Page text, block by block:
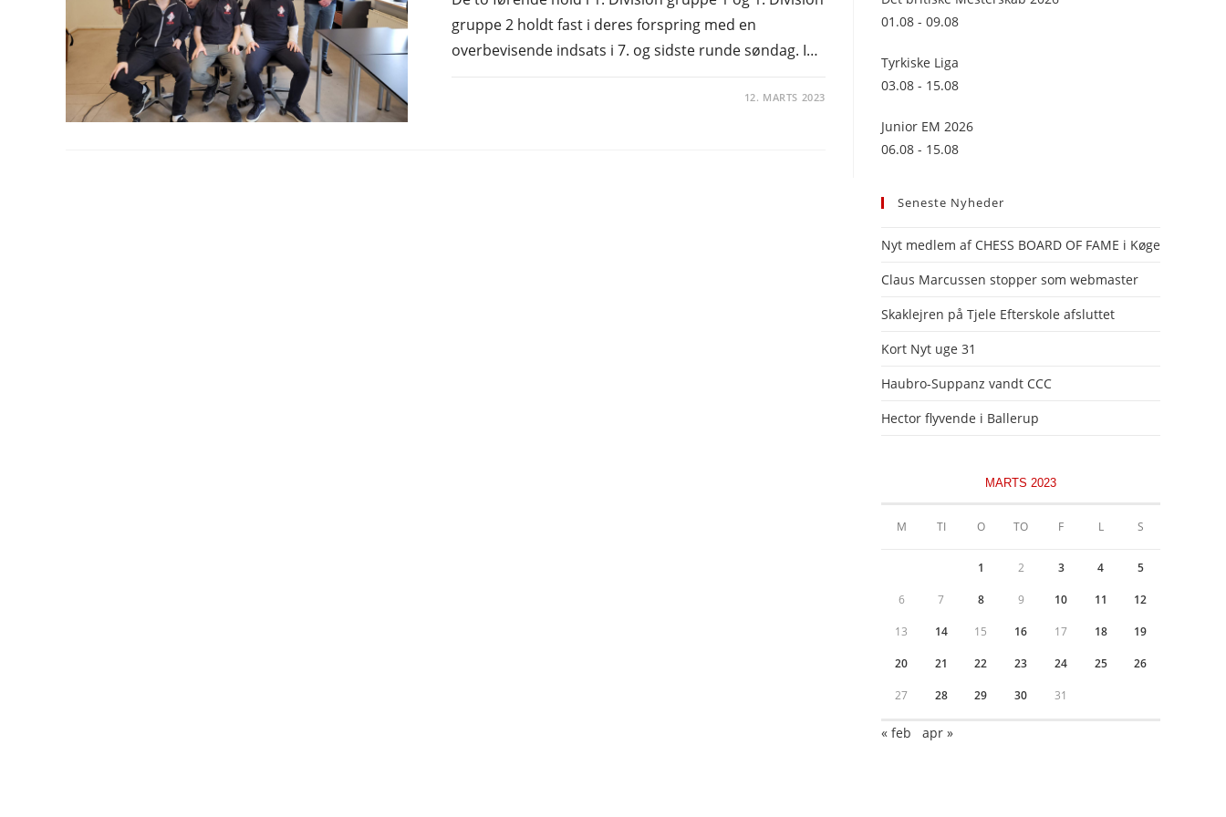
gruppe 2 holdt fast i deres forspring med en
overbevisende indsats i 7. og sidste runde søndag. I…
12. MARTS 2023
01.08 - 09.08
Tyrkiske Liga
03.08 - 15.08
Junior EM 2026
06.08 - 15.08
Seneste Nyheder
Nyt medlem af CHESS BOARD OF FAME i Køge
Claus Marcussen stopper som webmaster
Skaklejren på Tjele Efterskole afsluttet
Kort Nyt uge 31
Haubro-Suppanz vandt CCC
Hector flyvende i Ballerup
MARTS 2023
M TI O TO F L S
1 2 3 4 5
6 7 8 9 10 11 12
13 14 15 16 17 18 19
20 21 22 23 24 25 26
27 28 29 30 31
« feb apr »